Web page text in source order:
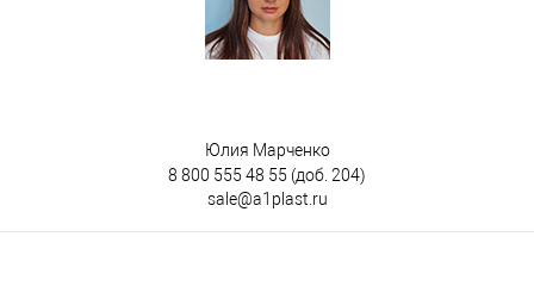
Юлия Марченко
8 800 555 48 55 (доб. 204)
sale@a1plast.ru